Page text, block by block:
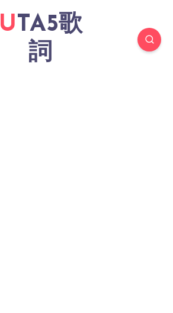
UTA5歌
詞